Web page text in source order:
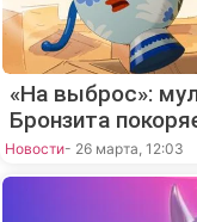
«На выброс»:
Бронзита
Новости- 26 марта, 12:03